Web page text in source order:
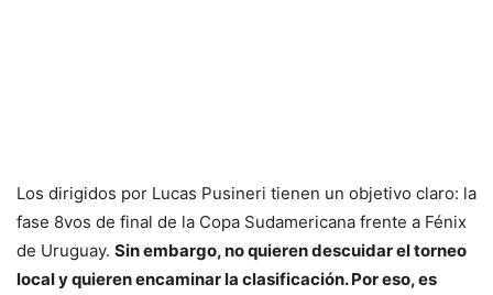
Los dirigidos por Lucas Pusineri tienen un objetivo claro: la
fase 8vos de final de la Copa Sudamericana frente a Fénix
de Uruguay. Sin embargo, no quieren descuidar el torneo
local y quieren encaminar la clasificación. Por eso, es